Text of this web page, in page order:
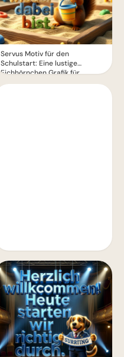
Servus Motiv für den
Schulstart: Eine lustige
Eichhörnchen Grafik für
WhatsApp